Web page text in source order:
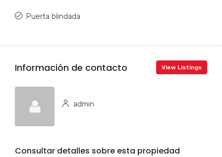
Puerta blindada
Información de contacto View Listings
admin
Consultar detalles sobre esta propiedad